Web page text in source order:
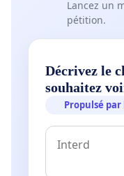
Lancez un
pétition.
Décrivez le
souhaitez
Propulsé par